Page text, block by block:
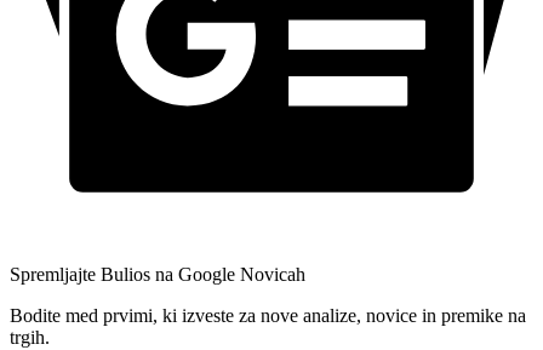
Spremljajte Bulios na Google Novicah
Bodite med prvimi, ki izveste za nove analize, novice in premike na
trgih.